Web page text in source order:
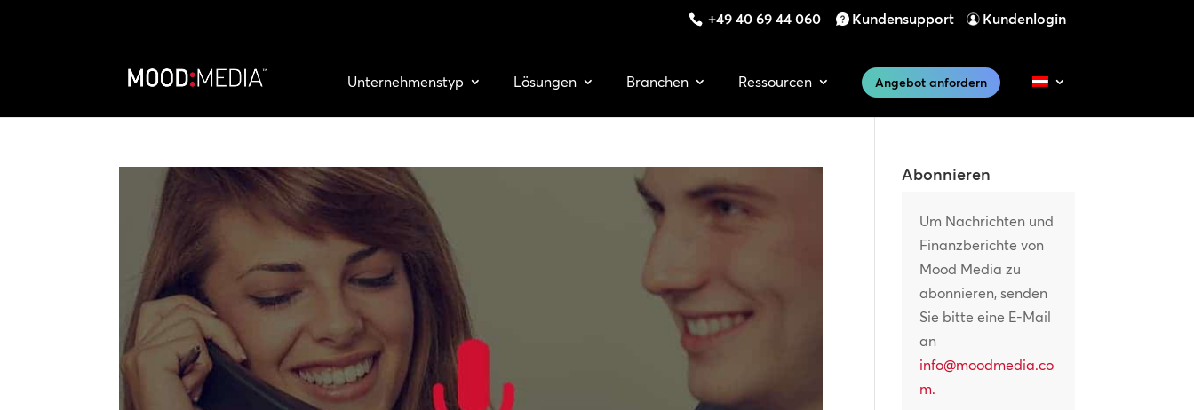
+49 40 69 44 060 Kundensupport Kundenlogin
Unternehmenstyp Lösungen Branchen Ressourcen Angebot anfordern
Abonnieren
Um Nachrichten und
Finanzberichte von
Mood Media zu
abonnieren, senden
Sie bitte eine E-Mail
an
info@moodmedia.co
m.